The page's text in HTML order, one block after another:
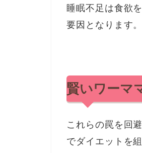
睡眠不足は食欲
要因となります。
賢いワーマ
これらの罠を回
でダイエットを